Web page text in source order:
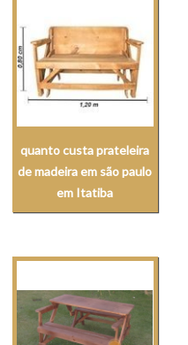
quanto custa prateleira
de madeira em são paulo
em Itatiba